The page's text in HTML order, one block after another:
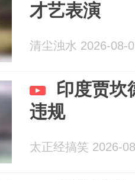
才艺表演
清尘浊水 2026-08-
印度贾坎
违规
太正经搞笑 2026-